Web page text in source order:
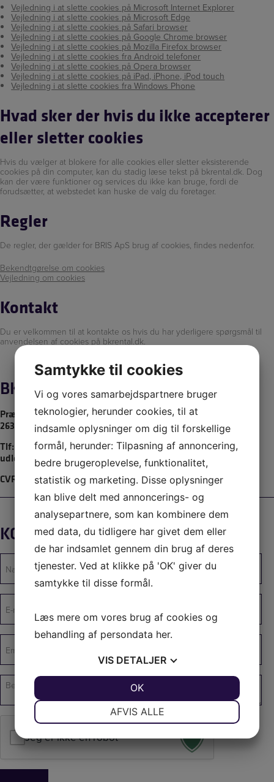
Vejledning i at slette cookies på Microsoft Internet Explorer
Vejledning i at slette cookies på Microsoft Edge
Vejledning i at slette cookies på Safari browser
Vejledning i at slette cookies på Google Chrome browser
Vejledning i at slette cookies på Mozilla Firefox browser
Vejledning i at slette cookies fra Android telefoner
Vejledning i at slette cookies på Opera browser
Vejledning i at slette cookies på iPad, iPhone, iPod touch
Vejledning i at slette cookies fra Windows Phone
Hvad sker der hvis du ikke accepterer
eller sletter cookies
Hvis du vælger at blokere for alle cookies eller sletter eksisterende
cookies på din computer, kan du stadig læse tekst på bkrental.dk. Dog
kan der være funktioner og services du ikke kan bruge, fordi de
forudsætter, at webstedet kan huske de valg du foretager.
Regler
De regler, der gælder for BRIS ApS brug af cookies, findes nedenfor.
Bekendtgørelse om cookies
Vejledning om cookies
Kontakt
Du er velkommen til at kontakte os hvis du har yderligere spørgsmål til
anvendelsen af cookies på bkrental.dk.
BK RENTAL
Præsteholmen 7
2630 Taastrup
Tlf:
26851100
udlejning@bkrental.dk
CVR: 30581741
KONTAKT OS
Navn
(Påkrævet)
E-
mail
(Påkrævet)
Emne
(Påkrævet)
Unavngivet
Jeg er ikke en robot
Samtykke til cookies
Vi og vores samarbejdspartnere bruger
teknologier, herunder cookies, til at
indsamle oplysninger om dig til forskellige
formål, herunder: Tilpasning af annoncering,
bedre brugeroplevelse, funktionalitet,
statistik og marketing. Disse oplysninger
kan blive delt med annoncerings- og
analysepartnere, som kan kombinere dem
med data, du tidligere har givet dem eller
de har indsamlet gennem din brug af deres
tjenester. Ved at klikke på 'OK' giver du
samtykke til disse formål.
Læs mere om vores brug af cookies og
behandling af persondata her.
VIS DETALJER
STATISTIK
AFVIS ALLE
OK